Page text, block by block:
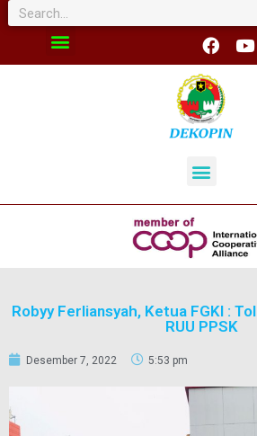
Robyy Ferliansyah, Ketua FGKI :
RUU PPSK
Desember 7, 2022 5:53 pm